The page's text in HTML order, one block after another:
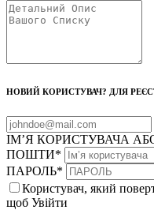
НОВИЙ КОРИСТУВАЧ? ДЛЯ
ІМ’Я КОРИСТУВАЧА
ПОШТИ*
ПАРОЛЬ*
Користувач, який
щоб Увійти